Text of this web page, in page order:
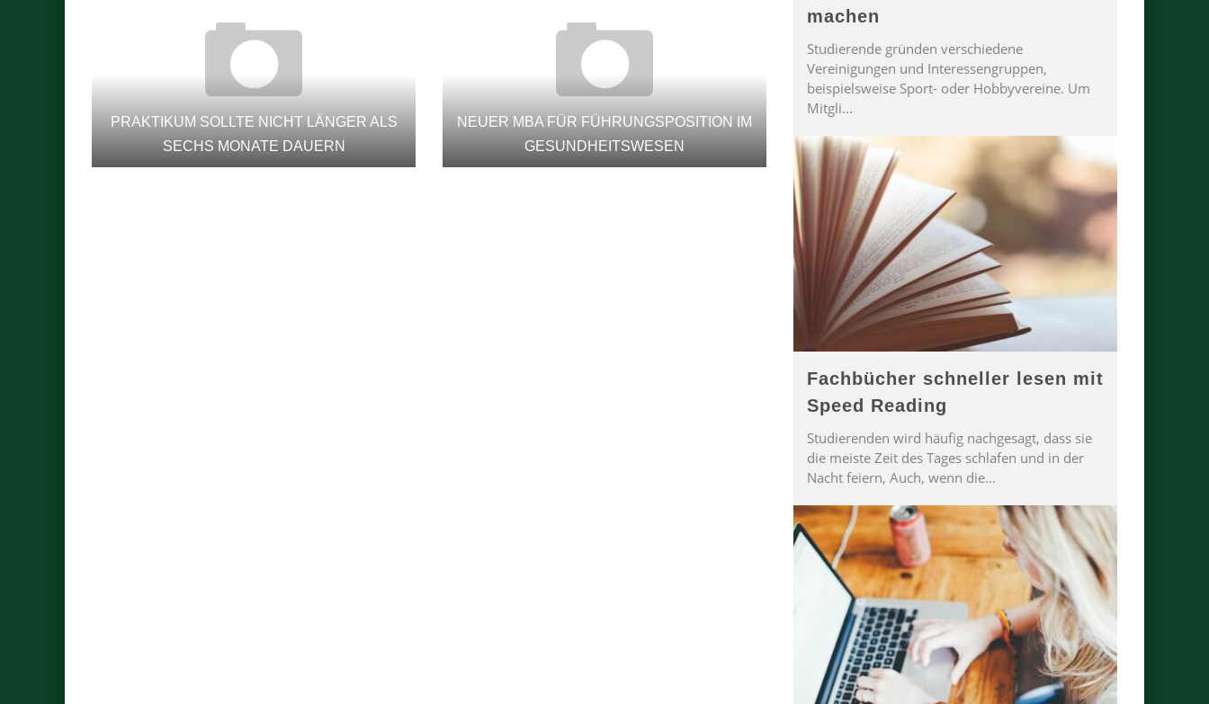
PRAKTIKUM SOLLTE NICHT LÄNGER ALS
SECHS MONATE DAUERN
NEUER MBA FÜR FÜHRUNGSPOSITION IM
GESUNDHEITSWESEN
machen
Studierende gründen verschiedene
Vereinigungen und Interessengruppen,
beispielsweise Sport- oder Hobbyvereine. Um
Mitgli...
Fachbücher schneller lesen mit
Speed Reading
Studierenden wird häufig nachgesagt, dass sie
die meiste Zeit des Tages schlafen und in der
Nacht feiern, Auch, wenn die...